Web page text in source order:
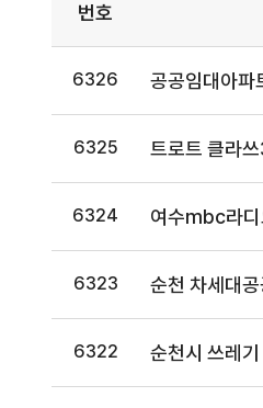
번호
6326 공공임대아파
6325 트로트 클라쓰
6324 여수mbc라디
6323 순천 차세대
6322 순천시 쓰레